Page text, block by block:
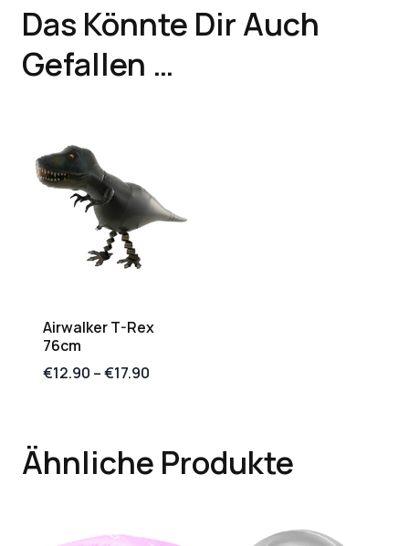
Das Könnte Dir Auch
Gefallen …
Airwalker T-Rex
76cm
€12.90 –€17.90
Ähnliche Produkte